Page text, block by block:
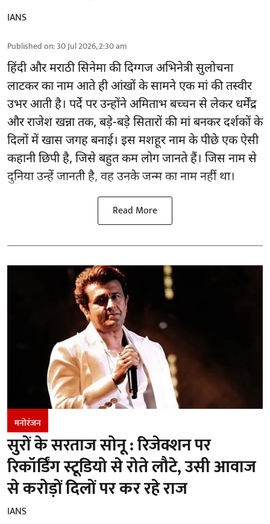
IANS
Published on:30 Jul 2026, 2:30 am
हिंदी और मराठी सिनेमा की दिग्गज अभिनेत्री सुलोचना
लाटकर का नाम आते ही आंखों के सामने एक मां की तस्वीर
उभर आती है। पर्दे पर उन्होंने अमिताभ बच्चन से लेकर धर्मेंद्र
और राजेश खन्ना तक, बड़े-बड़े सितारों की मां बनकर दर्शकों के
दिलों में खास जगह बनाई। इस मशहूर नाम के पीछे एक ऐसी
कहानी छिपी है, जिसे बहुत कम लोग जानते हैं। जिस नाम से
दुनिया उन्हें जानती है, वह उनके जन्म का नाम नहीं था।
Read More
मनोरंजन
सुरों के सरताज सोनू : रिजेक्शन पर
रिकॉर्डिंग स्टूडियो से रोते लौटे, उसी आवाज
से करोड़ों दिलों पर कर रहे राज
IANS